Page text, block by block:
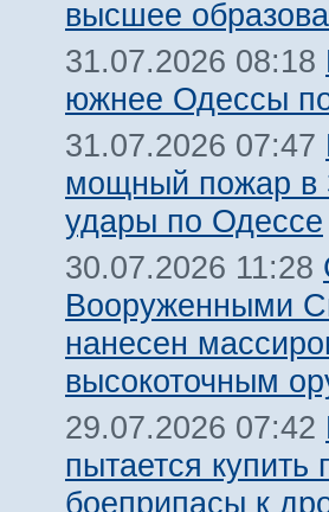
высшее
31.07.2026 08:18
южнее Одессы
31.07.2026 07:47
мощный пожар в
удары по Одессе
30.07.2026 11:28
Вооруженными
нанесен
высокоточным
29.07.2026 07:42
пытается
боеприпасы к